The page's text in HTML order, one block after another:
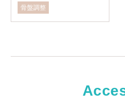
骨盤調整